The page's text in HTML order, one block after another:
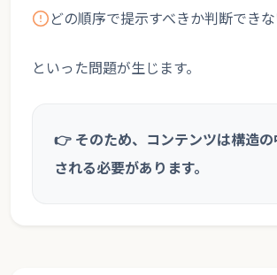
どの順序で提示すべきか判断でき
といった問題が生じます。
👉 そのため、コンテンツは構造の
される必要があります。